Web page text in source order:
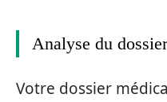
Analyse du
Votre dossier